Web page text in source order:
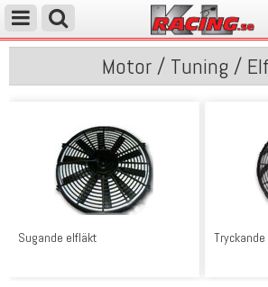
Motor / Tuning /
Sugande elfläkt